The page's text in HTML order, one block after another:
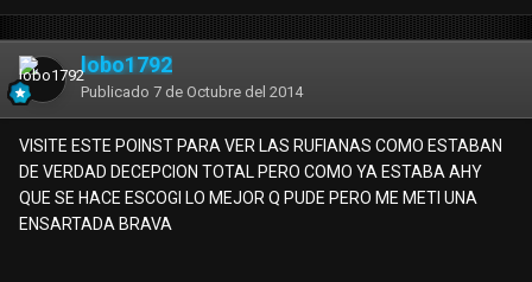
lobo1792
Publicado 7 de Octubre del 2014
VISITE ESTE POINST PARA VER LAS RUFIANAS COMO ESTABAN
DE VERDAD DECEPCION TOTAL PERO COMO YA ESTABA AHY
QUE SE HACE ESCOGI LO MEJOR Q PUDE PERO ME METI UNA
ENSARTADA BRAVA